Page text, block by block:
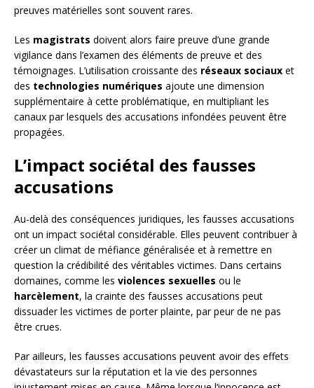
preuves matérielles sont souvent rares.
Les magistrats doivent alors faire preuve d’une grande
vigilance dans l’examen des éléments de preuve et des
témoignages. L’utilisation croissante des réseaux sociaux et
des technologies numériques ajoute une dimension
supplémentaire à cette problématique, en multipliant les
canaux par lesquels des accusations infondées peuvent être
propagées.
L’impact sociétal des fausses
accusations
Au-delà des conséquences juridiques, les fausses accusations
ont un impact sociétal considérable. Elles peuvent contribuer à
créer un climat de méfiance généralisée et à remettre en
question la crédibilité des véritables victimes. Dans certains
domaines, comme les violences sexuelles ou le
harcèlement, la crainte des fausses accusations peut
dissuader les victimes de porter plainte, par peur de ne pas
être crues.
Par ailleurs, les fausses accusations peuvent avoir des effets
dévastateurs sur la réputation et la vie des personnes